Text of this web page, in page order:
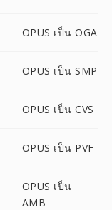
OPUS เป็น OGA
OPUS เป็น SMP
OPUS เป็น CVS
OPUS เป็น PVF
OPUS เป็น
AMB